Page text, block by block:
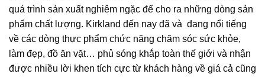
quá trình sản xuất nghiêm ngặc để cho ra những dòng sản
phẩm chất lượng. Kirkland đến nay đã và đang nổi tiếng
về các dòng thực phẩm chức năng chăm sóc sức khỏe,
làm đẹp, đồ ăn vặt… phủ sóng khắp toàn thế giới và nhận
được nhiều lời khen tích cực từ khách hàng về giá cả cũng